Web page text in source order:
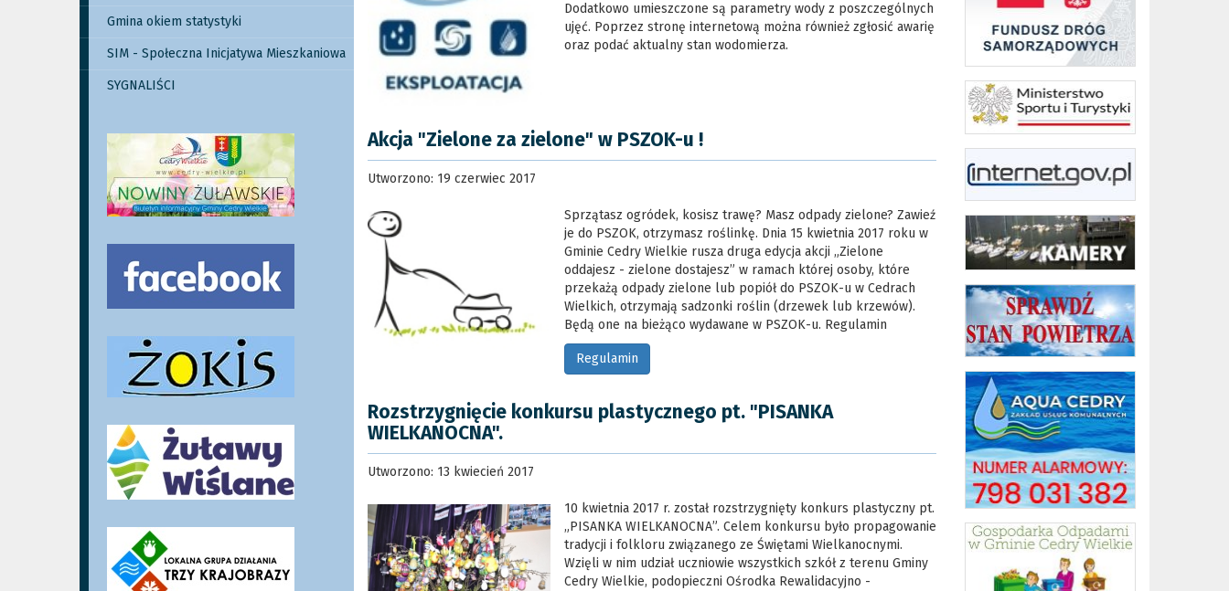
Gmina okiem statystyki
SIM - Społeczna Inicjatywa Mieszkaniowa
SYGNALIŚCI
Dodatkowo umieszczone są parametry wody z poszczególnych
ujęć. Poprzez stronę internetową można również zgłosić awarię
oraz podać aktualny stan wodomierza.
Akcja "Zielone za zielone" w PSZOK-u !
Utworzono: 19 czerwiec 2017
Sprzątasz ogródek, kosisz trawę? Masz odpady zielone? Zawieź
je do PSZOK, otrzymasz roślinkę. Dnia 15 kwietnia 2017 roku w
Gminie Cedry Wielkie rusza druga edycja akcji „Zielone
oddajesz - zielone dostajesz” w ramach której osoby, które
przekażą odpady zielone lub popiół do PSZOK-u w Cedrach
Wielkich, otrzymają sadzonki roślin (drzewek lub krzewów).
Będą one na bieżąco wydawane w PSZOK-u. Regulamin
Regulamin
Rozstrzygnięcie konkursu plastycznego pt. "PISANKA
WIELKANOCNA".
Utworzono: 13 kwiecień 2017
10 kwietnia 2017 r. został rozstrzygnięty konkurs plastyczny pt.
„PISANKA WIELKANOCNA”. Celem konkursu było propagowanie
tradycji i folkloru związanego ze Świętami Wielkanocnymi.
Wzięli w nim udział uczniowie wszystkich szkół z terenu Gminy
Cedry Wielkie, podopieczni Ośrodka Rewalidacyjno -